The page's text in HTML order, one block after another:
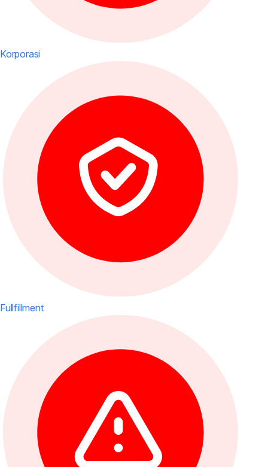
Korporasi
Fullfillment